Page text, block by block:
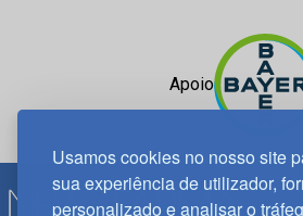
Usamos cookies no nosso site
sua experiência de utilizador,
personalizado e analisar o
Apoio